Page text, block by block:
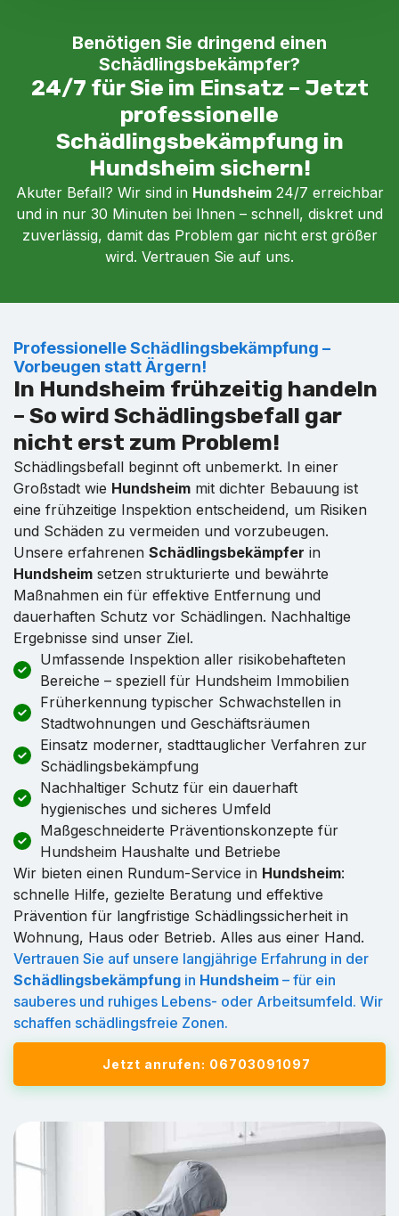
Benötigen Sie dringend einen
Schädlingsbekämpfer?
24/7 für Sie im Einsatz – Jetzt
professionelle
Schädlingsbekämpfung in
Hundsheim sichern!
Akuter Befall? Wir sind in Hundsheim24/7 erreichbar
und in nur 30 Minuten bei Ihnen – schnell, diskret und
zuverlässig, damit das Problem gar nicht erst größer
wird. Vertrauen Sie auf uns.
Professionelle Schädlingsbekämpfung –
Vorbeugen statt Ärgern!
In Hundsheim frühzeitig handeln
– So wird Schädlingsbefall gar
nicht erst zum Problem!
Schädlingsbefall beginnt oft unbemerkt. In einer
Großstadt wie Hundsheim mit dichter Bebauung ist
eine frühzeitige Inspektion entscheidend, um Risiken
und Schäden zu vermeiden und vorzubeugen.
Unsere erfahrenen Schädlingsbekämpfer in
Hundsheim setzen strukturierte und bewährte
Maßnahmen ein für effektive Entfernung und
dauerhaften Schutz vor Schädlingen. Nachhaltige
Ergebnisse sind unser Ziel.
Umfassende Inspektion aller risikobehafteten
Bereiche – speziell für Hundsheim Immobilien
Früherkennung typischer Schwachstellen in
Stadtwohnungen und Geschäftsräumen
Einsatz moderner, stadttauglicher Verfahren zur
Schädlingsbekämpfung
Nachhaltiger Schutz für ein dauerhaft
hygienisches und sicheres Umfeld
Maßgeschneiderte Präventionskonzepte für
Hundsheim Haushalte und Betriebe
Wir bieten einen Rundum-Service in Hundsheim:
schnelle Hilfe, gezielte Beratung und effektive
Prävention für langfristige Schädlingssicherheit in
Wohnung, Haus oder Betrieb. Alles aus einer Hand.
Vertrauen Sie auf unsere langjährige Erfahrung in der
Schädlingsbekämpfung in Hundsheim – für ein
sauberes und ruhiges Lebens- oder Arbeitsumfeld. Wir
schaffen schädlingsfreie Zonen.
Jetzt anrufen: 06703091097